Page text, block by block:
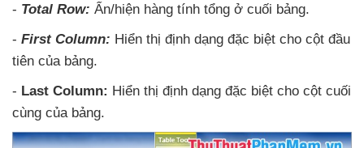
- Total Row: Ẩn/hiện hàng tính tổng ở cuối bảng.
- First Column: Hiển thị định dạng đặc biệt cho cột đầu
tiên của bảng.
- Last Column: Hiển thị định dạng đặc biệt cho cột cuối
cùng của bảng.